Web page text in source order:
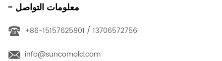
- معلومات التواصل
+86-15157625901 / 13706572756
info@suncomold.com